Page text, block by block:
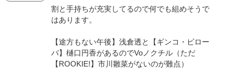
割と手持ちが充実してるので何でも組めそうで
はあります。
【途方もない午後】浅倉透と【ギンコ・ビロー
バ】樋口円香があるのでVoノクチル（ただ
【ROOKIE!】市川雛菜がないのが難点）